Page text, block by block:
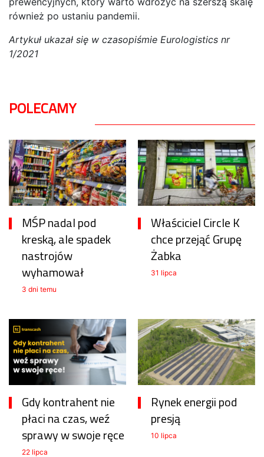
również po ustaniu pandemii.
Artykuł ukazał się w czasopiśmie Eurologistics nr
1/2021
POLECAMY
MŚP nadal pod
kreską, ale spadek
nastrojów
wyhamował
3 dni temu
Właściciel Circle K
chce przejąć Grupę
Żabka
31 lipca
Gdy kontrahent nie
płaci na czas, weź
sprawy w swoje ręce
22 lipca
Rynek energii pod
presją
10 lipca